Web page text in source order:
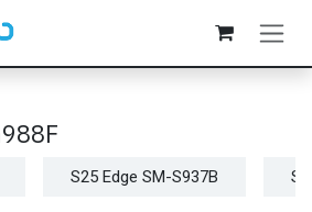
S25 Edge SM-S937B